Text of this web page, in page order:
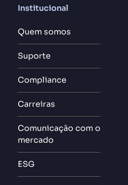
Institucional
Quem somos
Suporte
Compliance
Carreiras
Comunicação com o
mercado
ESG